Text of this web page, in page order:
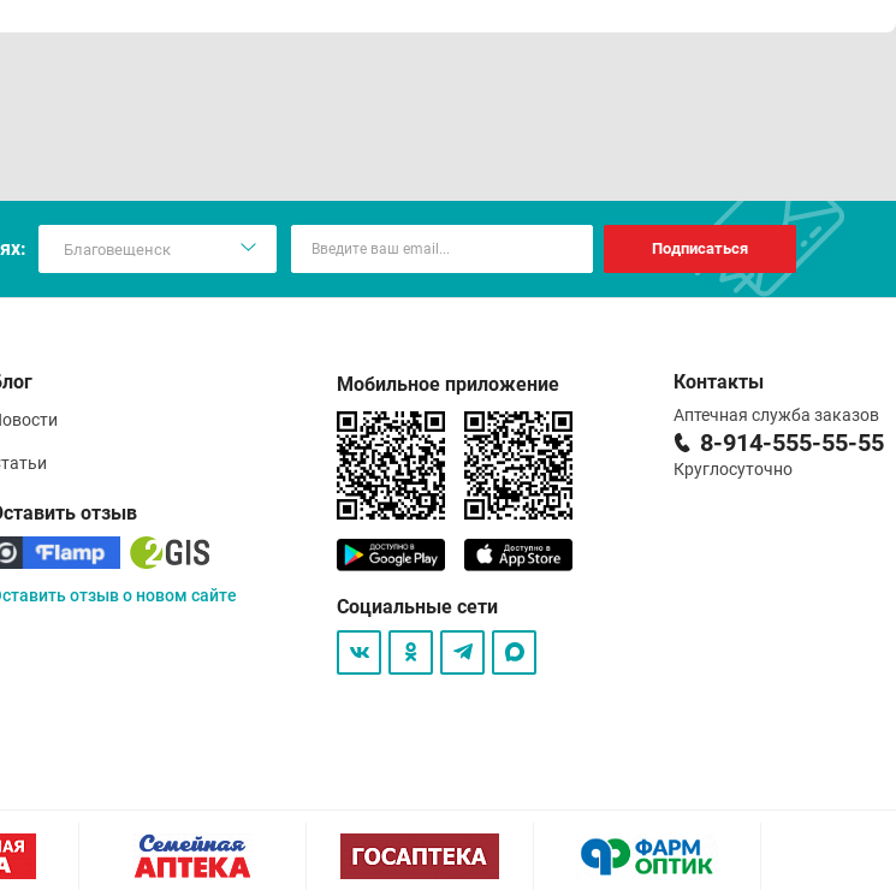
Подписаться
отзыв
отзыв о новом сайте
Мобильное приложение
Социальные сети
Контакты
Аптечная служба заказов
8-914-555-55-55
Круглосуточно